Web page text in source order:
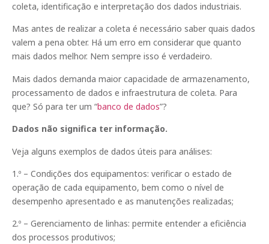
coleta, identificação e interpretação dos dados industriais.
Mas antes de realizar a coleta é necessário saber quais dados
valem a pena obter. Há um erro em considerar que quanto
mais dados melhor. Nem sempre isso é verdadeiro.
Mais dados demanda maior capacidade de armazenamento,
processamento de dados e infraestrutura de coleta. Para
que? Só para ter um “banco de dados”?
Dados não significa ter informação.
Veja alguns exemplos de dados úteis para análises:
1.º – Condições dos equipamentos: verificar o estado de
operação de cada equipamento, bem como o nível de
desempenho apresentado e as manutenções realizadas;
2.º – Gerenciamento de linhas: permite entender a eficiência
dos processos produtivos;